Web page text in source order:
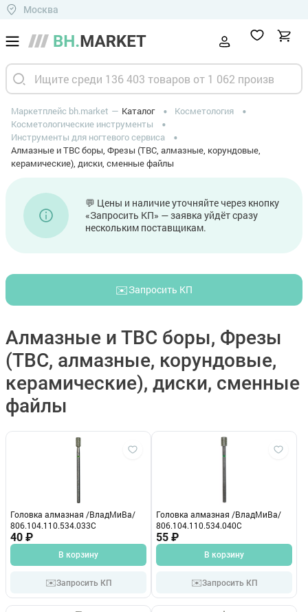
Москва
Маркетплейс bh.market Каталог
Косметология
Косметологические инструменты
Инструменты для ногтевого сервиса
Алмазные и ТВС боры, Фрезы (ТВС, алмазные, корундовые,
керамические), диски, сменные файлы
💬 Цены и наличие уточняйте через кнопку
«Запросить КП» — заявка уйдёт сразу
нескольким поставщикам.
✉️Запросить КП
Алмазные и ТВС боры, Фрезы
(ТВС, алмазные, корундовые,
керамические), диски, сменные
файлы
Головка алмазная /ВладМиВа/
806.104.110.534.033С
40 ₽
В корзину
✉️Запросить КП
Головка алмазная /ВладМиВа/
806.104.110.534.040С
55 ₽
В корзину
✉️Запросить КП